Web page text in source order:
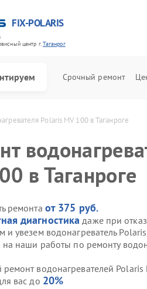
FIX-POLARIS
центр г.Таганрог
Срочный ремонт
Polaris MV 100 в Таганроге
в Таганроге
ремонта от 375 руб.
диагностика даже при
и увезем водонагреватель
на наши работы по ремонту
водонагревателей Polaris
вас до 20%